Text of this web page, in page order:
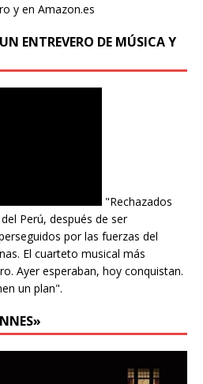
y en Amazon.es
ENTREVERO DE MÚSICA Y
"Rechazados
Perú, después de ser
por las fuerzas del
El cuarteto musical más
Ayer esperaban, hoy conquistan.
un plan".